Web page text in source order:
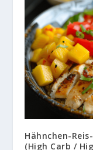
Hähnchen-
(High Carb /